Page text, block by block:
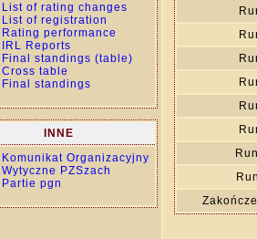
List of rating changes
List of registration
Rating performance
IRL Reports
Final standings (table)
Cross table
Final standings
INNE
Komunikat Organizacyjny
Wytyczne PZSzach
Partie pgn